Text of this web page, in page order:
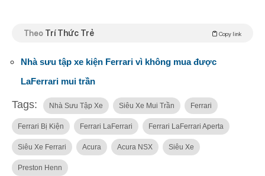
Theo Trí Thức Trẻ Copy link
Nhà sưu tập xe kiện Ferrari vì không mua được
LaFerrari mui trần
Tags: Nhà Sưu Tập Xe Siêu Xe Mui Trần Ferrari
Ferrari Bị Kiện Ferrari LaFerrari Ferrari LaFerrari Aperta
Siêu Xe Ferrari Acura Acura NSX Siêu Xe
Preston Henn